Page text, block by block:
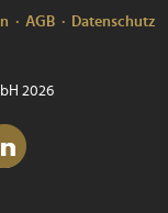
AGB
Datenschutz
2026